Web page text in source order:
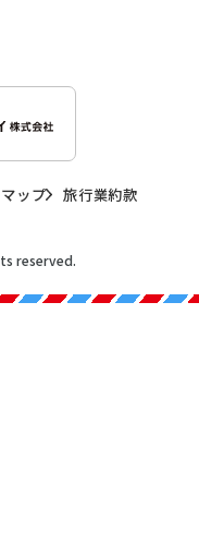
ップ 旅行業約款
reserved.